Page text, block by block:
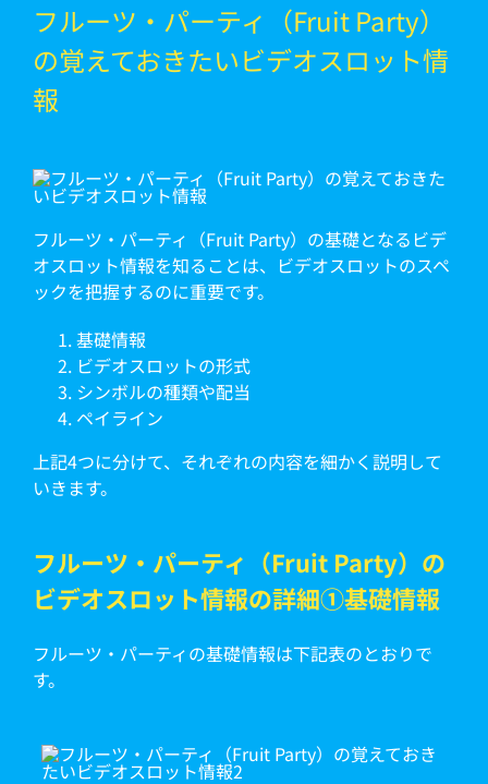
フルーツ・パーティ（Fruit Party）
の覚えておきたいビデオスロット情
報
フルーツ・パーティ（Fruit Party）の基礎となるビデ
オスロット情報を知ることは、ビデオスロットのスペ
ックを把握するのに重要です。
基礎情報
ビデオスロットの形式
シンボルの種類や配当
ペイライン
上記4つに分けて、それぞれの内容を細かく説明して
いきます。
フルーツ・パーティ（Fruit Party）の
ビデオスロット情報の詳細①基礎情報
フルーツ・パーティの基礎情報は下記表のとおりで
す。